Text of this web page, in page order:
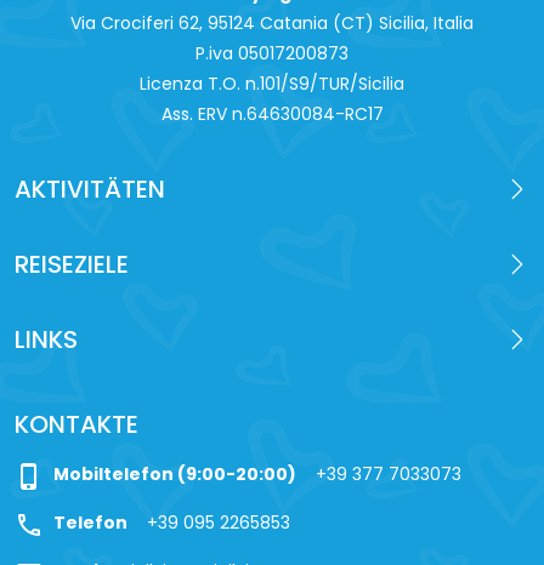
Via Crociferi 62, 95124 Catania (CT) Sicilia, Italia
P.iva 0‍5017200873
Licenza T.O. n.101/S9/TUR/Sicilia
Ass. ERV n.64630084-RC17
AKTIVITÄTEN
REISEZIELE
LINKS
KONTAKTE
phone_iphone Mobiltelefon (9:00-20:00) +39 377 7033073
call Telefon +39 095 2265853